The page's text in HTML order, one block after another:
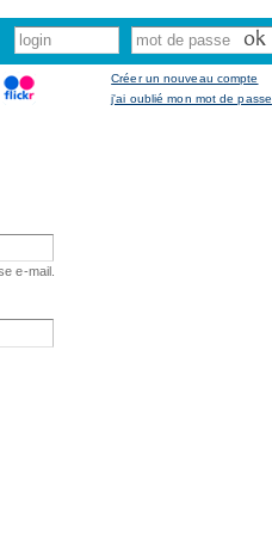
Créer un nouveau compte
j'ai oublié mon mot de passe
e-mail.